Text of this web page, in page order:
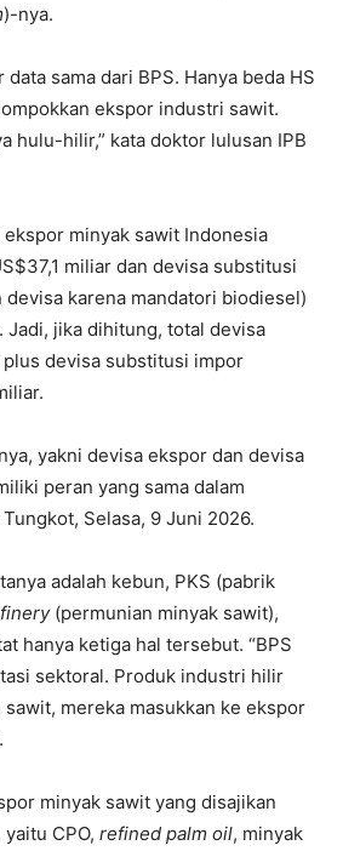
)-nya.
sama dari BPS. Hanya beda HS
ekspor industri sawit.
hulu-hilir,” kata doktor lulusan IPB
ekspor minyak sawit Indonesia
miliar dan devisa substitusi
karena mandatori biodiesel)
Jadi, jika dihitung, total devisa
devisa substitusi impor
yakni devisa ekspor dan devisa
peran yang sama dalam
Selasa, 9 Juni 2026.
adalah kebun, PKS (pabrik
(permunian minyak sawit),
hanya ketiga hal tersebut. “BPS
sektoral. Produk industri hilir
mereka masukkan ke ekspor
minyak sawit yang disajikan
CPO, refined palm oil, minyak